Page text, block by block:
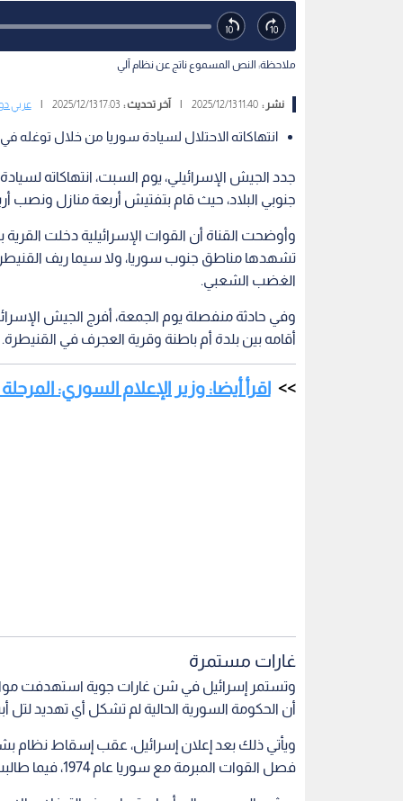
ملاحظة: النص المسموع ناتج عن نظام آلي
نشر :11:40 2025/12/13 آخر تحديث :17:03 2025/12/13 عربي
انتهاكاته الاحتلال لسيادة سوريا من خلال توغله
جدد الجيش الإسرائيلي، يوم السبت، انتهاكاته
جنوبي البلاد، حيث قام بتفتيش أربعة منازل ونصب
وأوضحت القناة أن القوات الإسرائيلية دخلت
تشهدها مناطق جنوب سوريا، ولا سيما ريف
الغضب الشعبي.
وفي حادثة منفصلة يوم الجمعة، أفرج الجيش
أقامه بين بلدة أم باطنة وقرية العجرف في القنيطرة.
اقرأ أيضا: وزير الإعلام السوري:
غارات مستمرة
وتستمر إسرائيل في شن غارات جوية استهدفت
أن الحكومة السورية الحالية لم تشكل أي تهديد لتل
فصل القوات المبرمة مع سوريا عام 1974، فيما طالبت دمشق مرارا بوقف الانتهاكات.